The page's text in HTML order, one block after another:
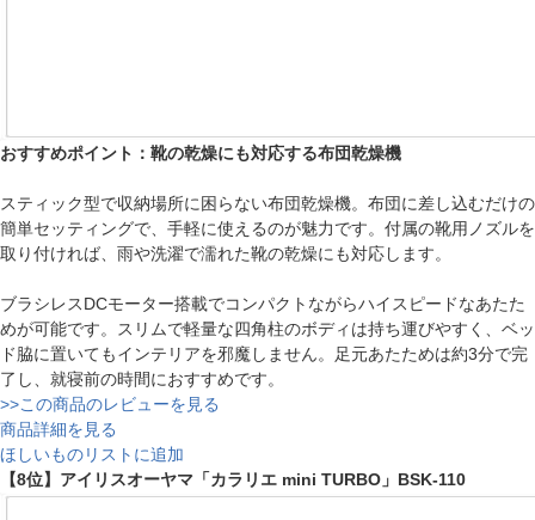
おすすめポイント：靴の乾燥にも対応する布団乾燥機
スティック型で収納場所に困らない布団乾燥機。布団に差し込むだけの
簡単セッティングで、手軽に使えるのが魅力です。付属の靴用ノズルを
取り付ければ、雨や洗濯で濡れた靴の乾燥にも対応します。
ブラシレスDCモーター搭載でコンパクトながらハイスピードなあたた
めが可能です。スリムで軽量な四角柱のボディは持ち運びやすく、ベッ
ド脇に置いてもインテリアを邪魔しません。足元あたためは約3分で完
了し、就寝前の時間におすすめです。
>>この商品のレビューを見る
商品詳細を見る
ほしいものリストに追加
【8位】アイリスオーヤマ「カラリエ mini TURBO」BSK-110